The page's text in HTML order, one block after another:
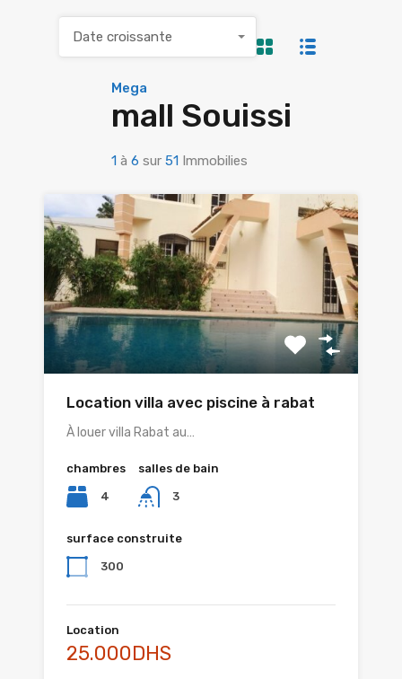
Mega
mall Souissi
1 à 6 sur 51 Immobilies
Date croissante
Location villa avec piscine à rabat
À louer villa Rabat au…
chambres
4
salles de bain
3
surface construite
300
Location
25.000DHS